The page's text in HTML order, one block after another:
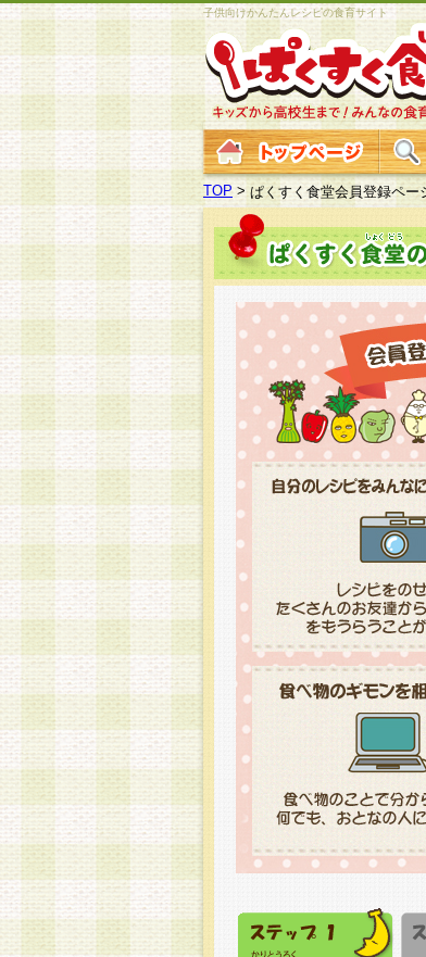
子供向けかんたんレシピの食育サイト
TOP >ぱくすく食堂会員登録ペー